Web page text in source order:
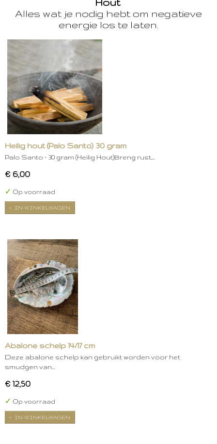
Alles wat je nodig hebt om negatieve
energie los te laten.
Heilig hout (Palo Santo) 30 gram
Palo Santo – 30 gram (Heilig Hout)Breng rust,…
€ 6,00
✓ Op voorraad
IN WINKELWAGEN
Abalone schelp 14/17 cm
Deze abalone schelp kan gebruikt worden voor het
smudgen van…
€ 12,50
✓ Op voorraad
IN WINKELWAGEN